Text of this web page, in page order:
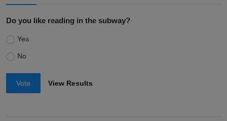
Do you like reading in the subway?
Yes
No
Vote View Results